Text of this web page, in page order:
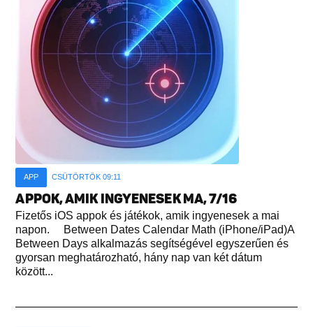
APP CSÜTÖRTÖK 09:11
APPOK, AMIK INGYENESEK MA, 7/16
Fizetős iOS appok és játékok, amik ingyenesek a mai
napon. Between Dates Calendar Math (iPhone/iPad)A
Between Days alkalmazás segítségével egyszerűen és
gyorsan meghatározható, hány nap van két dátum
között...